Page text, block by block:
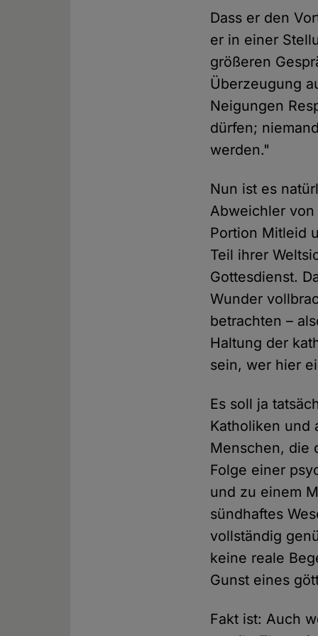
Dass er den
er in einer
größeren
Überzeugung
Neigungen
dürfen;
werden."
Nun ist es
Abweichler
Portion Mitleid
Teil ihrer
Gottesdienst.
Wunder
betrachten –
Haltung der
sein, wer hier
Es soll ja
Katholiken und
Menschen, die
Folge einer
und zu einem
sündhaftes
vollständig
keine reale
Gunst eines
Fakt ist: Auch